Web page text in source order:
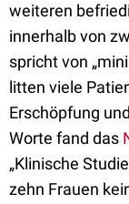
weiteren
innerhalb von
spricht von
litten viele
Erschöpfung
Worte fand das
„Klinische
zehn Frauen